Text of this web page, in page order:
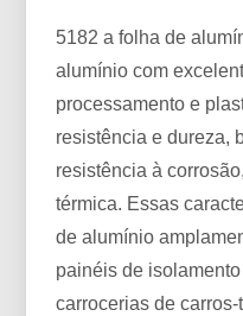
5182 a folha de
alumínio com
processamento e
resistência e dureza,
resistência à
térmica. Essas
de alumínio
painéis de
carrocerias de